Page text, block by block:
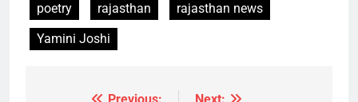
poetry
rajasthan
rajasthan news
Yamini Joshi